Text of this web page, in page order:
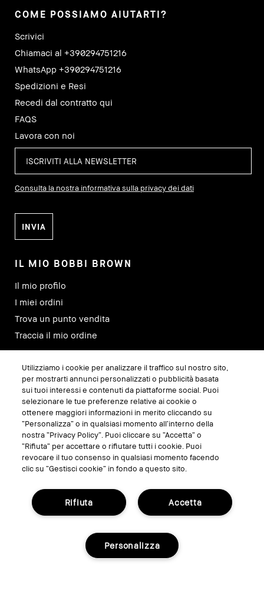
COME POSSIAMO AIUTARTI?
Scrivici
Chiamaci al +390294751216
WhatsApp +390294751216
Spedizioni e Resi
Recedi dal contratto qui
FAQS
Lavora con noi
Consulta la nostra informativa sulla privacy dei dati
IL MIO BOBBI BROWN
Il mio profilo
I miei ordini
Trova un punto vendita
Traccia il mio ordine
SEGUICI SU
GESTISCI I COOKIE DEL SITO
INFORMATIVA SULLA PRIVACY
Utilizziamo i cookie per analizzare il traffico sul nostro sito,
per mostrarti annunci personalizzati o pubblicità basata
sui tuoi interessi e contenuti da piattaforme social. Puoi
selezionare le tue preferenze relative ai cookie o
ottenere maggiori informazioni in merito cliccando su
“Personalizza” o in qualsiasi momento all’interno della
nostra “Privacy Policy”. Puoi cliccare su “Accetta” o
“Rifiuta” per accettare o rifiutare tutti i cookie. Puoi
revocare il tuo consenso in qualsiasi momento facendo
clic su “Gestisci cookie” in fondo a questo sito.
Accetta
Rifiuta
Personalizza